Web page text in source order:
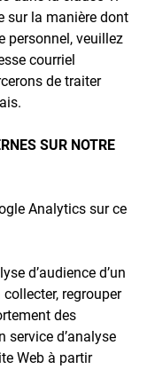
sur la manière dont
personnel, veuillez
courriel
de traiter
SUR NOTRE
Analytics sur ce
d’audience d’un
regrouper
des
service d’analyse
Web à partir